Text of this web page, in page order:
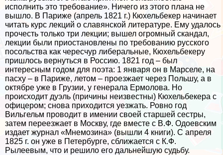
исполнить это требование». Ничего из этого плана не
вышло. В Париже (апрель 1821 г.) Кюхельбекер начинает
читать курс лекций о славянской литературе. Ему удалось
прочесть только три лекции; вышел огромный скандал,
лекции были приостановлены по требованию русского
посольства как чересчур либеральные, Кюхельбекеру
пришлось вернуться в Россию. 1821 год – был
интересным годом для поэта: 1 января он в Марселе, на
пасху – в Париже, летом – проезжает через Польшу, а в
октябре уже в Грузии, у генерала Ермолова. Но
происходит дуэль (причины неизвестны) Кюхельбекера с
офицером; снова приходится уезжать. Ровно год
Вильгельм проводит в имении своей старшей сестры,
затем переезжает в Москву, где вместе с В.Ф. Одоевским
издает журнал «Мнемозина» (вышли 4 книги). С апреля
1825 г. он уже в Петербурге, сближается с К.Ф.
Рылеевым, что и решило его дальнейшую судьбу.